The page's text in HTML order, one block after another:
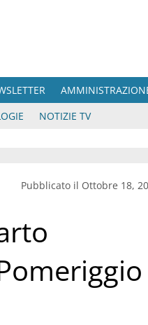
NOTIZIE TV
Pubblicato il Ottobre 18,